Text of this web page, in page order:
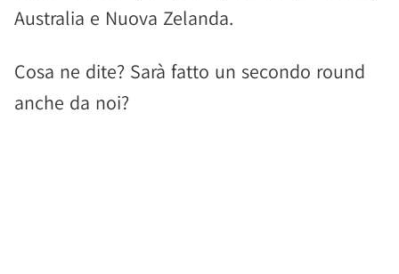
Australia e Nuova Zelanda.
Cosa ne dite? Sarà fatto un secondo round
anche da noi?